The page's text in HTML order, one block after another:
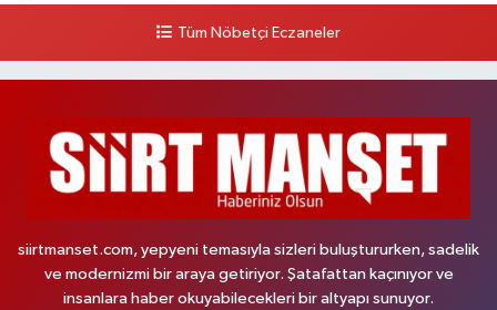
Tüm Nöbetçi Eczaneler
siirtmanset.com, yepyeni temasıyla sizleri buluştururken, sadelik
ve modernizmi bir araya getiriyor. Şatafattan kaçınıyor ve
insanlara haber okuyabilecekleri bir altyapı sunuyor.